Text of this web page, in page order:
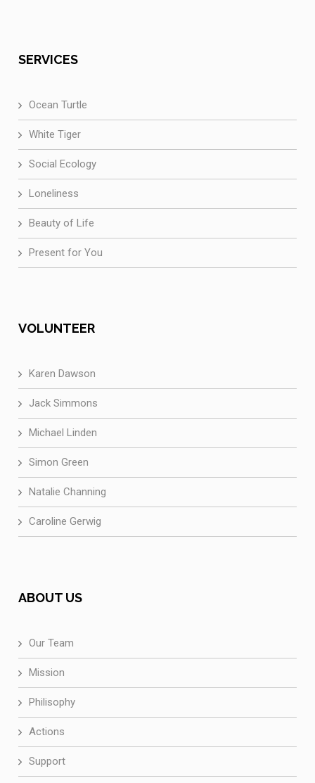
SERVICES
Ocean Turtle
White Tiger
Social Ecology
Loneliness
Beauty of Life
Present for You
VOLUNTEER
Karen Dawson
Jack Simmons
Michael Linden
Simon Green
Natalie Channing
Caroline Gerwig
ABOUT US
Our Team
Mission
Philisophy
Actions
Support